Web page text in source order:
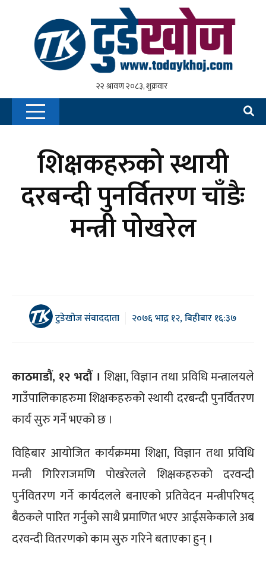
शिक्षकहरुको स्थायी
दरबन्दी पुनर्वितरण चाँडैः
मन्त्री पोखरेल
टुडेखोज संवाददाता २०७६ भाद्र १२, बिहीबार १६:३७
काठमाडौं, १२ भदौं । शिक्षा, विज्ञान तथा प्रविधि मन्त्रालयले
गाउँपालिकाहरुमा शिक्षकहरुको स्थायी दरबन्दी पुनर्वितरण
कार्य सुरु गर्ने भएको छ ।
विहिबार आयोजित कार्यक्रममा शिक्षा, विज्ञान तथा प्रविधि
मन्त्री गिरिराजमणि पोखरेलले शिक्षकहरुको दरवन्दी
पुर्नवितरण गर्ने कार्यदलले बनाएको प्रतिवेदन मन्त्रीपरिषद्
बैठकले पारित गर्नुको साथै प्रमाणित भएर आईसकेकाले अब
दरवन्दी वितरणको काम सुरु गरिने बताएका हुन् ।